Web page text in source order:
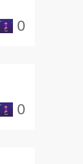
0
0